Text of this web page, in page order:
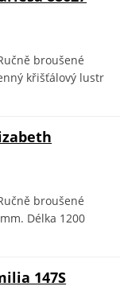
broušené
křišťálový lustr
broušené
Délka 1200
147S